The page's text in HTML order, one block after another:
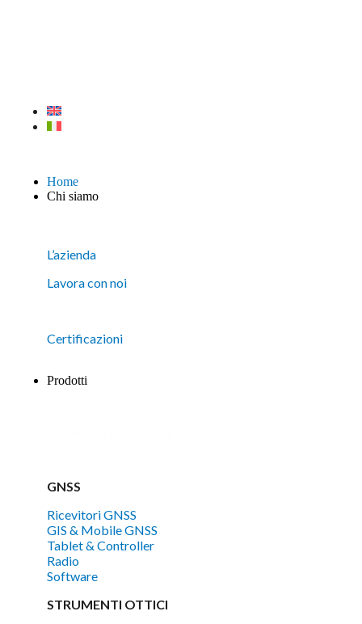
Home
Chi siamo
L’azienda
Lavora con noi
Certificazioni
Prodotti
GNSS
Ricevitori GNSS
GIS & Mobile GNSS
Tablet & Controller
Radio
Software
STRUMENTI OTTICI